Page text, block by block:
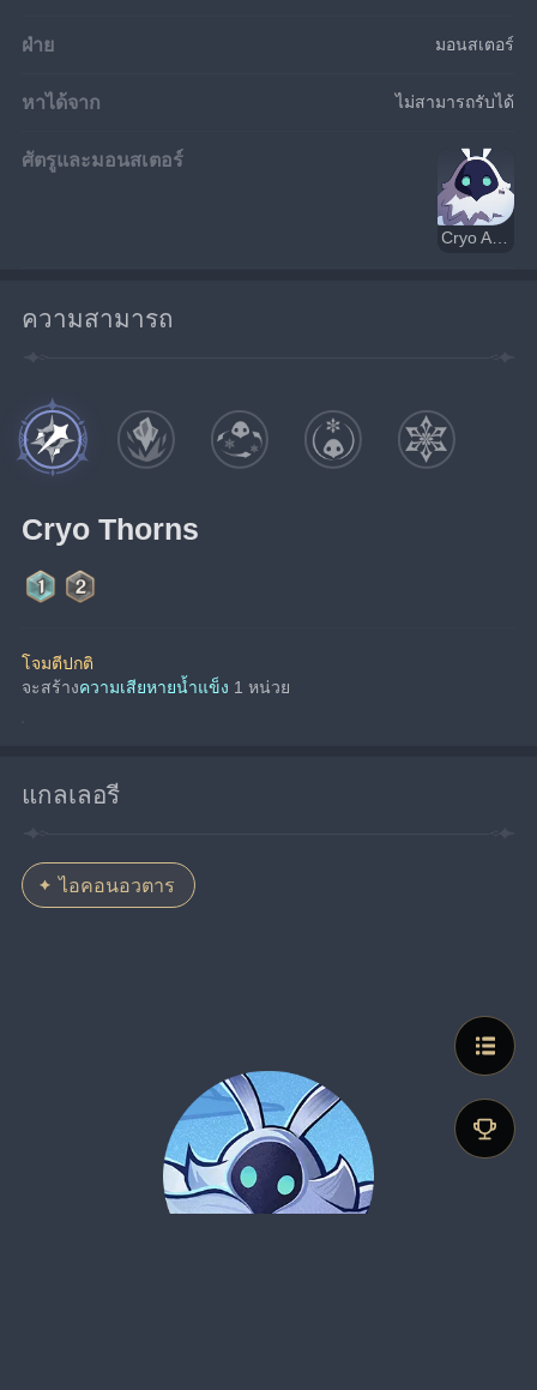
ฝ่าย มอนสเตอร์
หาได้จาก ไม่สามารถรับได้
ศัตรูและมอนสเตอร์
Cryo Abyss Mage
ความสามารถ
Cryo Thorns
โจมตีปกติ
จะสร้างความเสียหายน้ำแข็ง 1 หน่วย
แกลเลอรี
ไอคอนอวตาร